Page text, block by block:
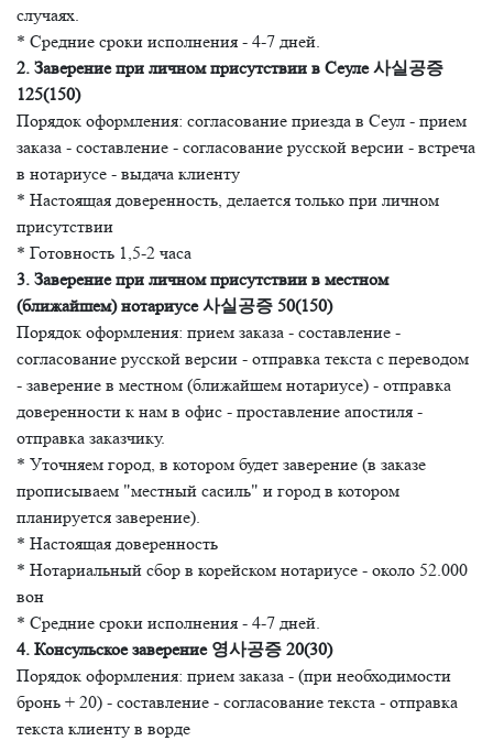
случаях.
* Средние сроки исполнения - 4-7 дней.
2. Заверение при личном присутствии в Сеуле 사실공증
125(150)
Порядок оформления: согласование приезда в Сеул - прием
заказа - составление - согласование русской версии - встреча
в нотариусе - выдача клиенту
* Настоящая доверенность, делается только при личном
присутствии
* Готовность 1,5-2 часа
3. Заверение при личном присутствии в местном
(ближайшем) нотариусе 사실공증 50(150)
Порядок оформления: прием заказа - составление -
согласование русской версии - отправка текста с переводом
- заверение в местном (ближайшем нотариусе) - отправка
доверенности к нам в офис - проставление апостиля -
отправка заказчику.
* Уточняем город, в котором будет заверение (в заказе
прописываем "местный сасиль" и город в котором
планируется заверение).
* Настоящая доверенность
* Нотариальный сбор в корейском нотариусе - около 52.000
вон
* Средние сроки исполнения - 4-7 дней.
4. Консульское заверение 영사공증 20(30)
Порядок оформления: прием заказа - (при необходимости
бронь + 20) - составление - согласование текста - отправка
текста клиенту в ворде